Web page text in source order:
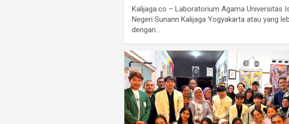
Kalijaga.co – Laboratorium Agama Universitas
Negeri Sunann Kalijaga Yogyakarta atau yang
dengan…